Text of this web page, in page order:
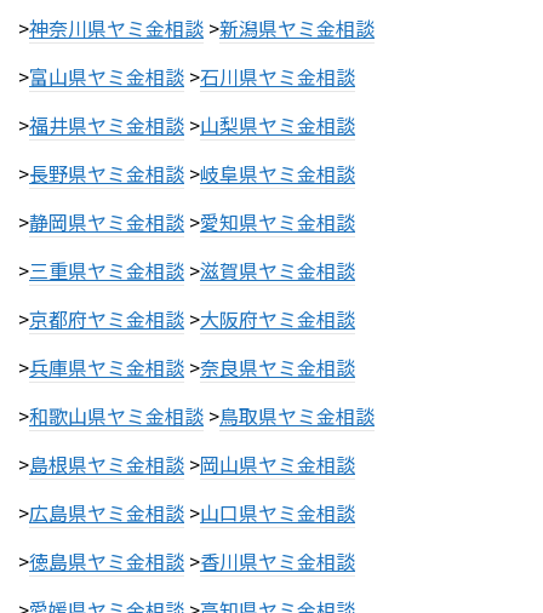
>神奈川県ヤミ金相談 >新潟県ヤミ金相談
>富山県ヤミ金相談 >石川県ヤミ金相談
>福井県ヤミ金相談 >山梨県ヤミ金相談
>長野県ヤミ金相談 >岐阜県ヤミ金相談
>静岡県ヤミ金相談 >愛知県ヤミ金相談
>三重県ヤミ金相談 >滋賀県ヤミ金相談
>京都府ヤミ金相談 >大阪府ヤミ金相談
>兵庫県ヤミ金相談 >奈良県ヤミ金相談
>和歌山県ヤミ金相談 >鳥取県ヤミ金相談
>島根県ヤミ金相談 >岡山県ヤミ金相談
>広島県ヤミ金相談 >山口県ヤミ金相談
>徳島県ヤミ金相談 >香川県ヤミ金相談